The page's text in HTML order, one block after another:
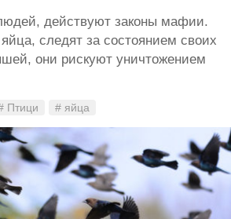
действуют законы мафии.
следят за состоянием своих
они рискуют уничтожением
Птици # яйца